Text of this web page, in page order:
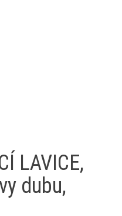
LAVICE,
dubu,